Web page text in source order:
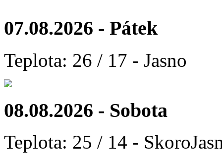
07.08.2026 - Pátek
Teplota: 26 / 17 - Jasno
08.08.2026 - Sobota
Teplota: 25 / 14 -